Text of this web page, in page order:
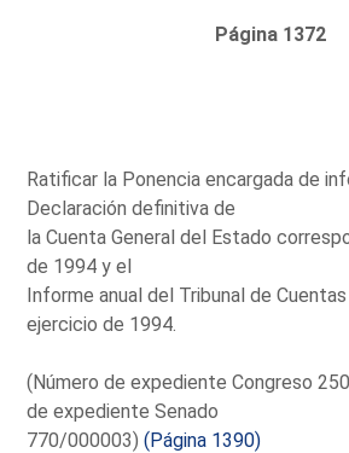
Página 1372
Ratificar la Ponencia encargada de
Declaración definitiva de
la Cuenta General del Estado
de 1994 y el
Informe anual del Tribunal de
ejercicio de 1994.
(Número de expediente Congreso
de expediente Senado
770/000003)(Página 1390)